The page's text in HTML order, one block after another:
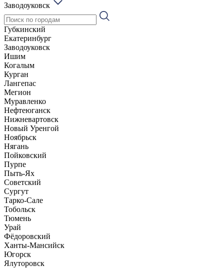
Заводоуковск
Губкинский
Екатеринбург
Заводоуковск
Ишим
Когалым
Курган
Лангепас
Мегион
Муравленко
Нефтеюганск
Нижневартовск
Новый Уренгой
Ноябрьск
Нягань
Пойковский
Пурпе
Пыть-Ях
Советский
Сургут
Тарко-Сале
Тобольск
Тюмень
Урай
Фёдоровский
Ханты-Мансийск
Югорск
Ялуторовск